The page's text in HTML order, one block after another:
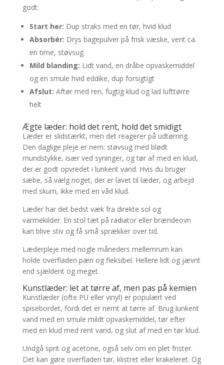
godt:
Start her: Dup straks med en tør, hvid klud
Absorbér: Drys bagepulver på frisk væske, vent ca.
en time, støvsug
Mild blanding: Lidt vand, en dråbe opvaskemiddel
og en smule hvid eddike, dup forsigtigt
Afslut: Aftør med ren, fugtig klud og lad lufttørre
helt
Ægte læder: hold det rent, hold det smidigt
Læder er slidstærkt, men det reagerer på udtørring.
Den daglige pleje er nem: støvsug med blødt
mundstykke, især ved syninger, og tør af med en klud,
der er godt opvredet i lunkent vand. Hvis du bruger
sæbe, så vælg noget, der er lavet til læder, og arbejd
med skum, ikke med en våd klud.
Læder har det bedst væk fra direkte sol og
varmekilder. En stol tæt på radiator eller brændeovn
kan blive stiv og få små sprækker over tid.
Læderpleje med nogle måneders mellemrum kan
holde overfladen pæn og fleksibel. Hellere lidt og jævnt
end sjældent og meget.
Kunstlæder: let at tørre af, men pas på kemien
Kunstlæder (ofte PU eller vinyl) er populært ved
spisebordet, fordi det er nemt at tørre af. Brug lunkent
vand med en smule mildt opvaskemiddel, tør efter
med en klud med rent vand, og slut af med en tør klud.
Undgå sprit og acetone, også selv om en plet frister.
Det kan gøre overfladen tør, klistret eller krakeleret. Og